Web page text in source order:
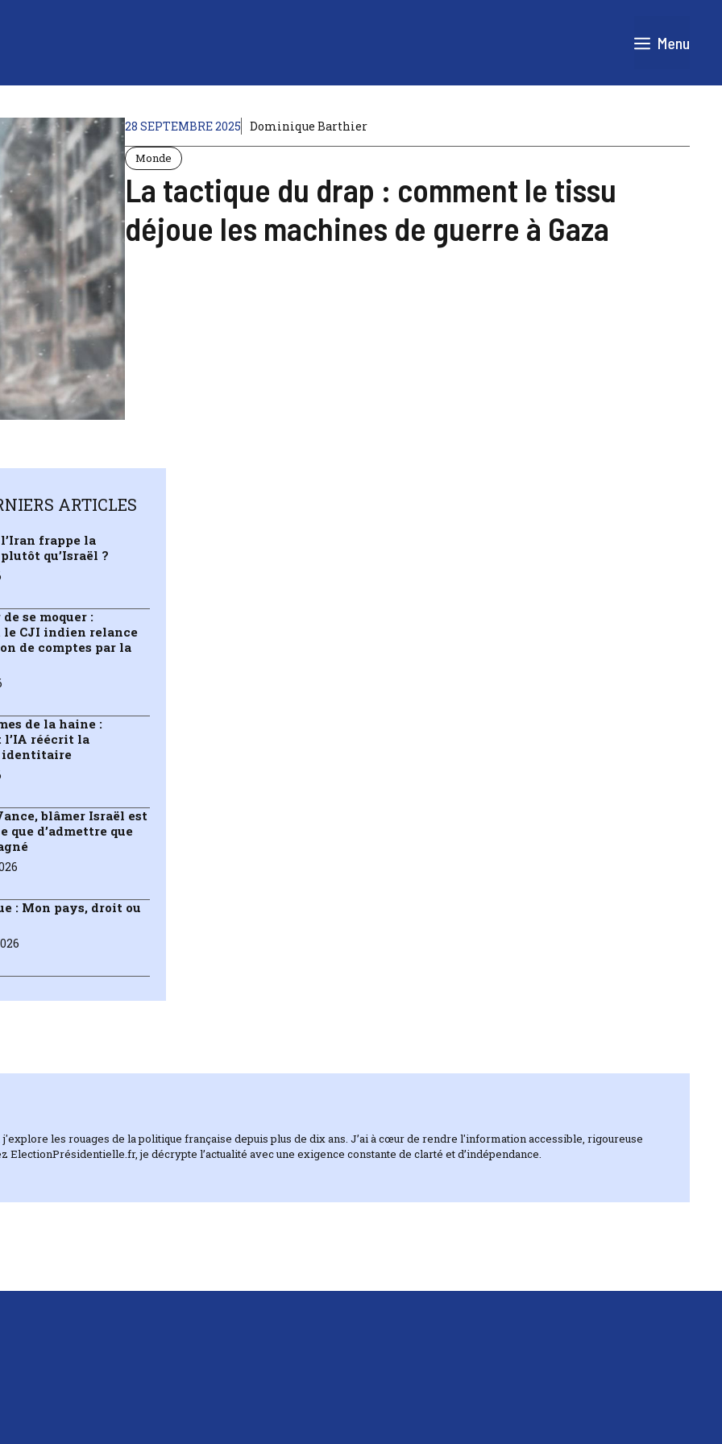
Menu
28 SEPTEMBRE 2025 Dominique Barthier
Monde
La tactique du drap : comment le tissu
déjoue les machines de guerre à Gaza
ARTICLES
frappe la
qu’Israël ?
se moquer :
le CJI indien relance
de comptes par la
de la haine :
l’IA réécrit la
blâmer Israël est
que d’admettre que
: Mon pays, droit ou
les rouages de la politique française depuis plus de dix ans. J’ai à cœur de rendre l'information accessible, rigoureuse
ElectionPrésidentielle.fr, je décrypte l’actualité avec une exigence constante de clarté et d’indépendance.